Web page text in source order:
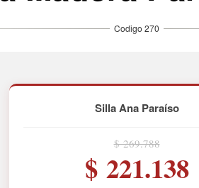
Silla Ana Paraíso
$ 269.788
$ 221.138